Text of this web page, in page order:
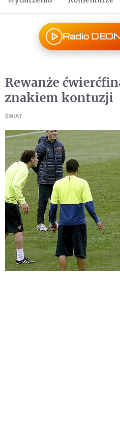
Radio
Rewanże
znakiem kontuzji
ŚWIAT